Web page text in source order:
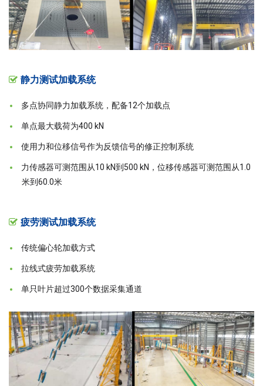
静力测试加载系统
多点协同静力加载系统，配备12个加载点
单点最大载荷为400 kN
使用力和位移信号作为反馈信号的修正控制系统
力传感器可测范围从10 kN到500 kN，位移传感器可测范围从1.0
米到60.0米
疲劳测试加载系统
传统偏心轮加载方式
拉线式疲劳加载系统
单只叶片超过300个数据采集通道